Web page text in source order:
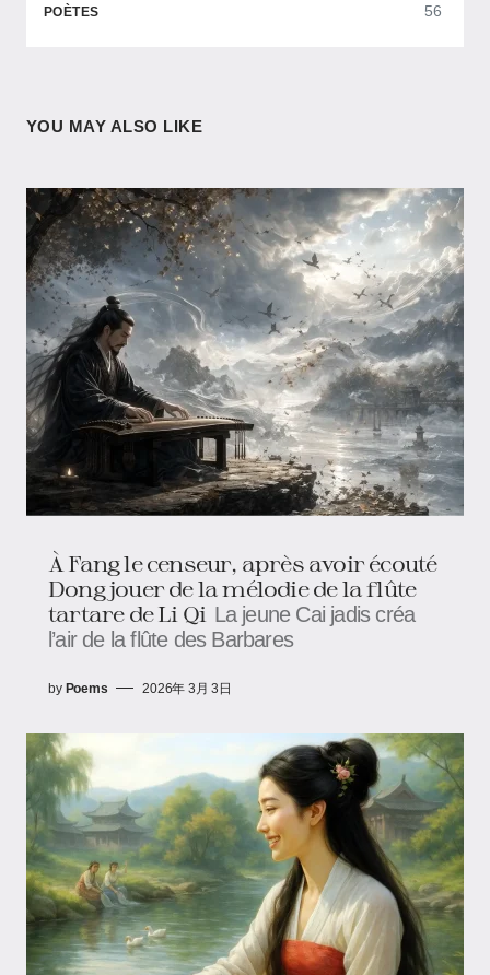
POÈTES 56
YOU MAY ALSO LIKE
À Fang le censeur, après avoir écouté
Dong jouer de la mélodie de la flûte
tartare de Li Qi La jeune Cai jadis créa
l’air de la flûte des Barbares
by Poems 2026年 3月 3日